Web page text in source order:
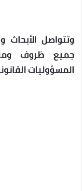
وتتواصل
جميع ظروف
المسؤوليات